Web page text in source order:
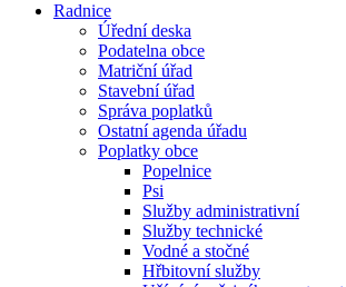
Radnice
Úřední deska
Podatelna obce
Matriční úřad
Stavební úřad
Správa poplatků
Ostatní agenda úřadu
Poplatky obce
Popelnice
Psi
Služby administrativní
Služby technické
Vodné a stočné
Hřbitovní služby